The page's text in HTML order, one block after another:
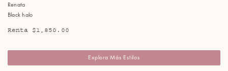
Renata
Black halo
Renta $1,850.00
Explora Más Estilos